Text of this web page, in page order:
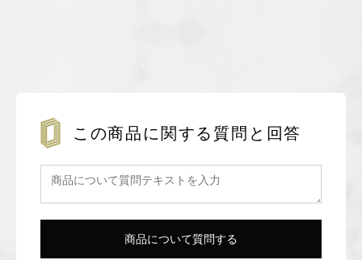
この商品に関する質問と回答